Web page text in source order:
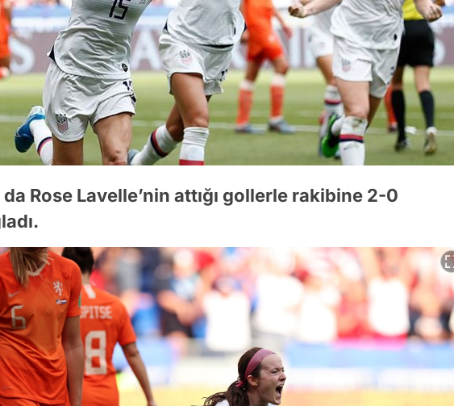
Rose Lavelle’nin attığı gollerle rakibine 2-0